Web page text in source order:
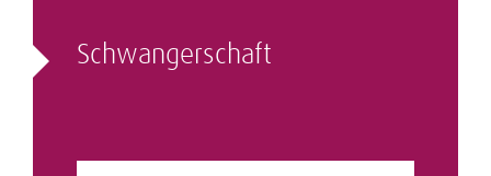
Schwangerschaft